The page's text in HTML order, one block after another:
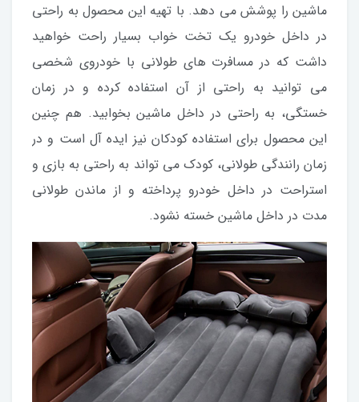
ماشین را پوشش می دهد. با تهیه این محصول به راحتی
در داخل خودرو یک تخت خواب بسیار راحت خواهید
داشت که در مسافرت های طولانی با خودروی شخصی
می توانید به راحتی از آن استفاده کرده و در زمان
خستگی، به راحتی در داخل ماشین بخوابید. هم چنین
این محصول برای استفاده کودکان نیز ایده آل است و در
زمان رانندگی طولانی، کودک می تواند به راحتی به بازی و
استراحت در داخل خودرو پرداخته و از ماندن طولانی
مدت در داخل ماشین خسته نشود.